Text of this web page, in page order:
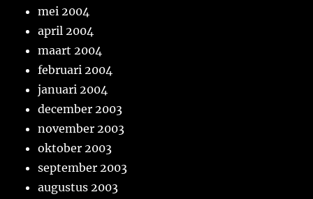
mei 2004
april 2004
maart 2004
februari 2004
januari 2004
december 2003
november 2003
oktober 2003
september 2003
augustus 2003